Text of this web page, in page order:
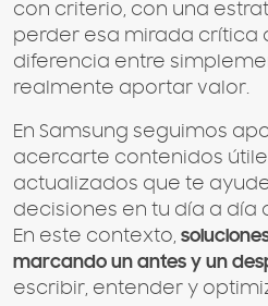
con criterio, con una
perder esa mirada crítica
diferencia entre
realmente aportar valor.
En Samsung seguimos
acercarte contenidos
actualizados que te
decisiones en tu día a día
En este contexto,
marcando un antes y un
escribir, entender y